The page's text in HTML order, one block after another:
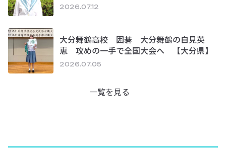
2026.07.12
大分舞鶴高校 囲碁 大分舞鶴の自見英
恵 攻めの一手で全国大会へ 【大分県】
2026.07.05
一覧を見る